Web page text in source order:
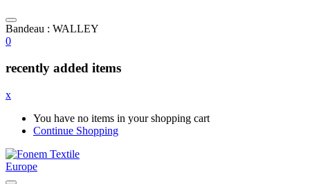
Bandeau : WALLEY
0
recently added items
x
You have no items in your shopping cart
Continue Shopping